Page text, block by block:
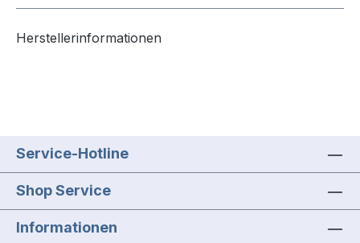
Herstellerinformationen
Service-Hotline
Shop Service
Informationen